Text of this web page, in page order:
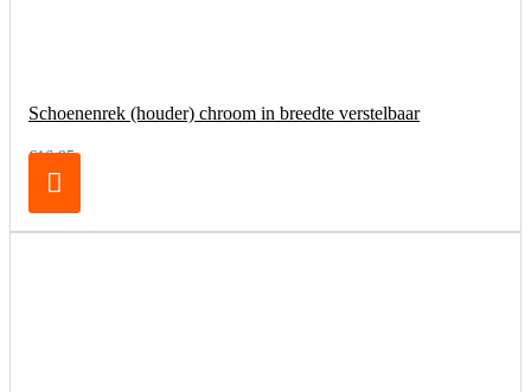
Schoenenrek (houder) chroom in breedte verstelbaar
€16,95